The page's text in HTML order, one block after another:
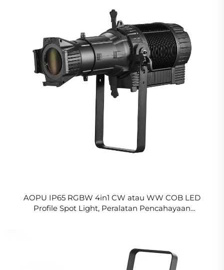
AOPU IP65 RGBW 4in1 CW atau WW COB LED
Profile Spot Light, Peralatan Pencahayaan